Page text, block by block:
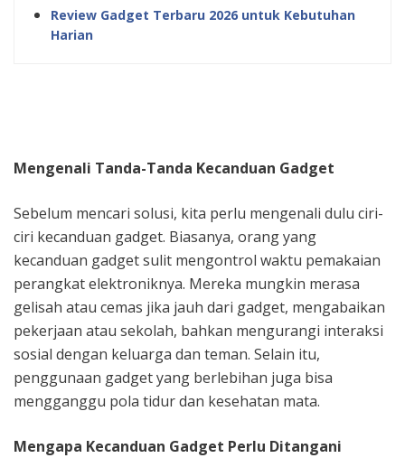
Review Gadget Terbaru 2026 untuk Kebutuhan
Harian
Mengenali Tanda-Tanda Kecanduan Gadget
Sebelum mencari solusi, kita perlu mengenali dulu ciri-
ciri kecanduan gadget. Biasanya, orang yang
kecanduan gadget sulit mengontrol waktu pemakaian
perangkat elektroniknya. Mereka mungkin merasa
gelisah atau cemas jika jauh dari gadget, mengabaikan
pekerjaan atau sekolah, bahkan mengurangi interaksi
sosial dengan keluarga dan teman. Selain itu,
penggunaan gadget yang berlebihan juga bisa
mengganggu pola tidur dan kesehatan mata.
Mengapa Kecanduan Gadget Perlu Ditangani